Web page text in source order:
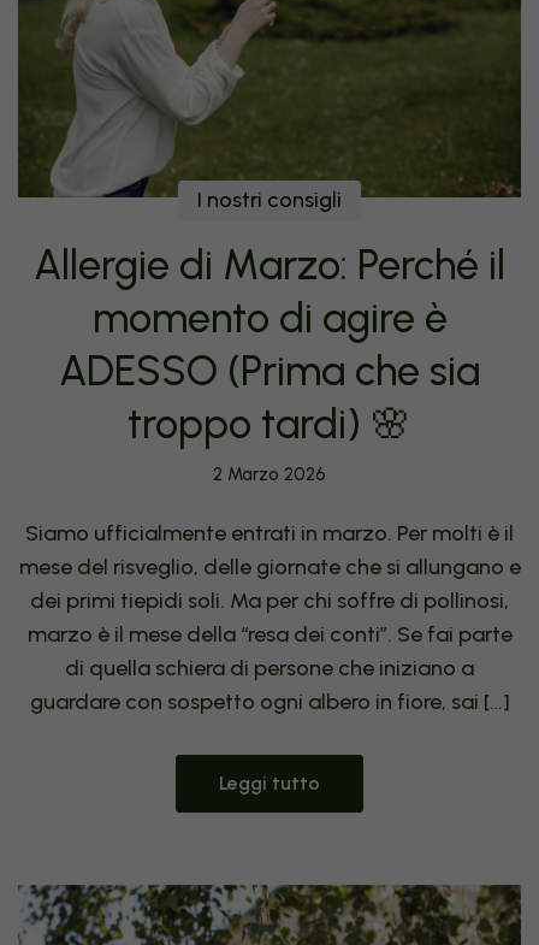
I nostri consigli
Allergie di Marzo: Perché il
momento di agire è
ADESSO (Prima che sia
troppo tardi) 🌸
2 Marzo 2026
Siamo ufficialmente entrati in marzo. Per molti è il
mese del risveglio, delle giornate che si allungano e
dei primi tiepidi soli. Ma per chi soffre di pollinosi,
marzo è il mese della “resa dei conti”. Se fai parte
di quella schiera di persone che iniziano a
guardare con sospetto ogni albero in fiore, sai […]
Leggi tutto